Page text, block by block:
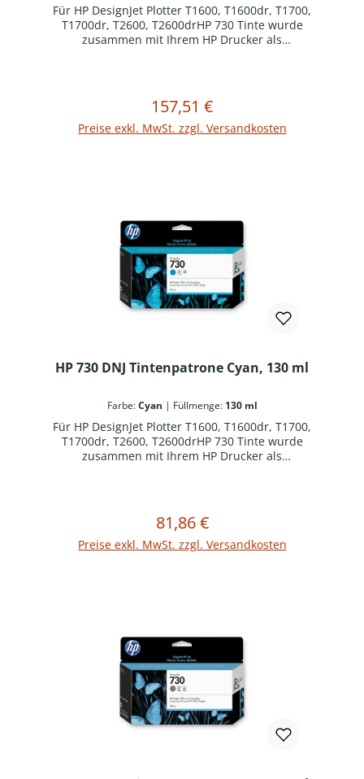
Für HP DesignJet Plotter T1600, T1600dr, T1700,
T1700dr, T2600, T2600drHP 730 Tinte wurde
zusammen mit Ihrem HP Drucker als
Regulärer Preis:
157,51 €
Preise exkl. MwSt. zzgl. Versandkosten
In den Warenkorb
HP 730 DNJ Tintenpatrone Cyan, 130 ml
Farbe:Cyan | Füllmenge: 130 ml
Für HP DesignJet Plotter T1600, T1600dr, T1700,
T1700dr, T2600, T2600drHP 730 Tinte wurde
zusammen mit Ihrem HP Drucker als
Regulärer Preis:
81,86 €
Preise exkl. MwSt. zzgl. Versandkosten
In den Warenkorb